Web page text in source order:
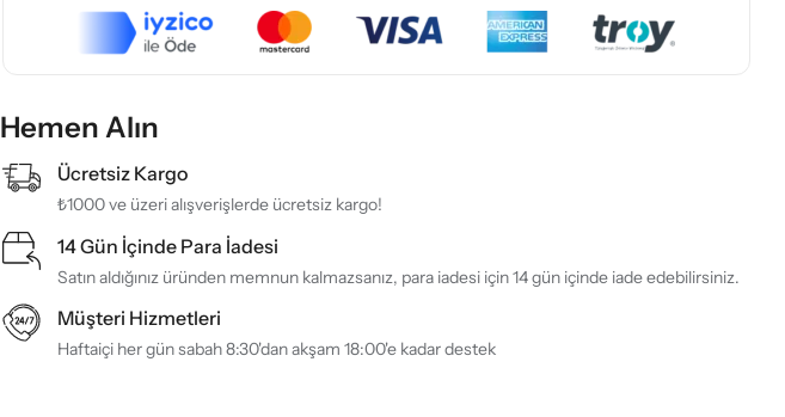
Hemen Alın
Ücretsiz Kargo
₺1000 ve üzeri alışverişlerde ücretsiz kargo!
14 Gün İçinde Para İadesi
Satın aldığınız üründen memnun kalmazsanız, para iadesi için 14 gün içinde iade edebilirsiniz.
Müşteri Hizmetleri
Haftaiçi her gün sabah 8:30'dan akşam 18:00'e kadar destek